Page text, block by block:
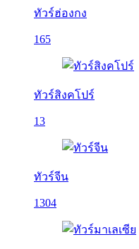
ทัวร์ฮ่องกง
165
ทัวร์สิงคโปร์
13
ทัวร์จีน
1304